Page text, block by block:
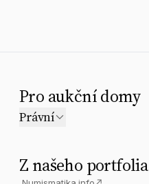
Pro aukční domy
Právní
Z našeho portfolia